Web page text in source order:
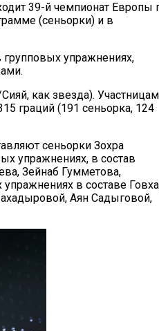
39-й чемпионат Европы
(сеньорки) и в
упражнениях,
как звезда).
граций (191 сеньорка, 124
сеньорки Зохра
упражнениях, в состав
Зейнаб Гумметова,
в составе
Аян Садыговой,